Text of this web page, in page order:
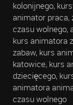
kolonijnego,
animator praca,
czasu wolnego,
kurs animatora
zabaw, kurs
katowice, kurs
dziecięcego,
animatora
czasu wolnego